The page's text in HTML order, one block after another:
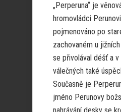
„Perperuna“ je
hromovládci
pojmenováno po
zachovaném u
se přivolával déšť a v
válečných také
Současně je
jméno Perunovy